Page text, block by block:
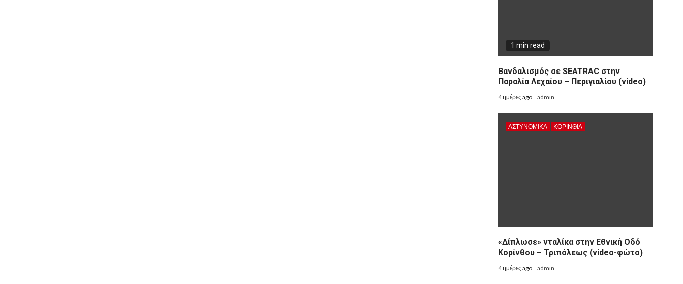
1 min read
Βανδαλισμός σε SEATRAC στην
Παραλία Λεχαίου – Περιγιαλίου (video)
4 ημέρες ago admin
ΑΣΤΥΝΟΜΙΚΑ ΚΟΡΙΝΘΊΑ
«Δίπλωσε» νταλίκα στην Εθνική Oδό
Κορίνθου – Τριπόλεως (video-φώτο)
4 ημέρες ago admin